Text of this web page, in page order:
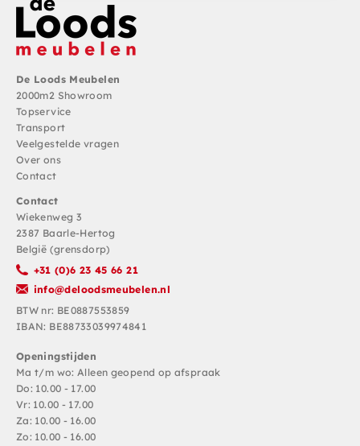
De Loods Meubelen
2000m2 Showroom
Topservice
Transport
Veelgestelde vragen
Over ons
Contact
Contact
Wiekenweg 3
2387 Baarle-Hertog
België (grensdorp)
+31 (0)6 23 45 66 21
info@deloodsmeubelen.nl
BTW nr: BE0887553859
IBAN: BE88733039974841
Openingstijden
Ma t/m wo: Alleen geopend op afspraak
Do: 10.00 - 17.00
Vr: 10.00 - 17.00
Za: 10.00 - 16.00
Zo: 10.00 - 16.00